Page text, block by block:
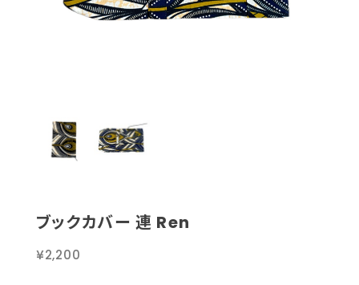
ブックカバー 連 Ren
¥2,200